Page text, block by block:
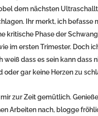
dem nächsten
Ihr merkt, ich befasse
kritische Phase der
im ersten Trimester. Doch
weiß dass es sein kann dass
oder gar keine Herzen zu
zur Zeit gemütlich.
Arbeiten nach, blogge